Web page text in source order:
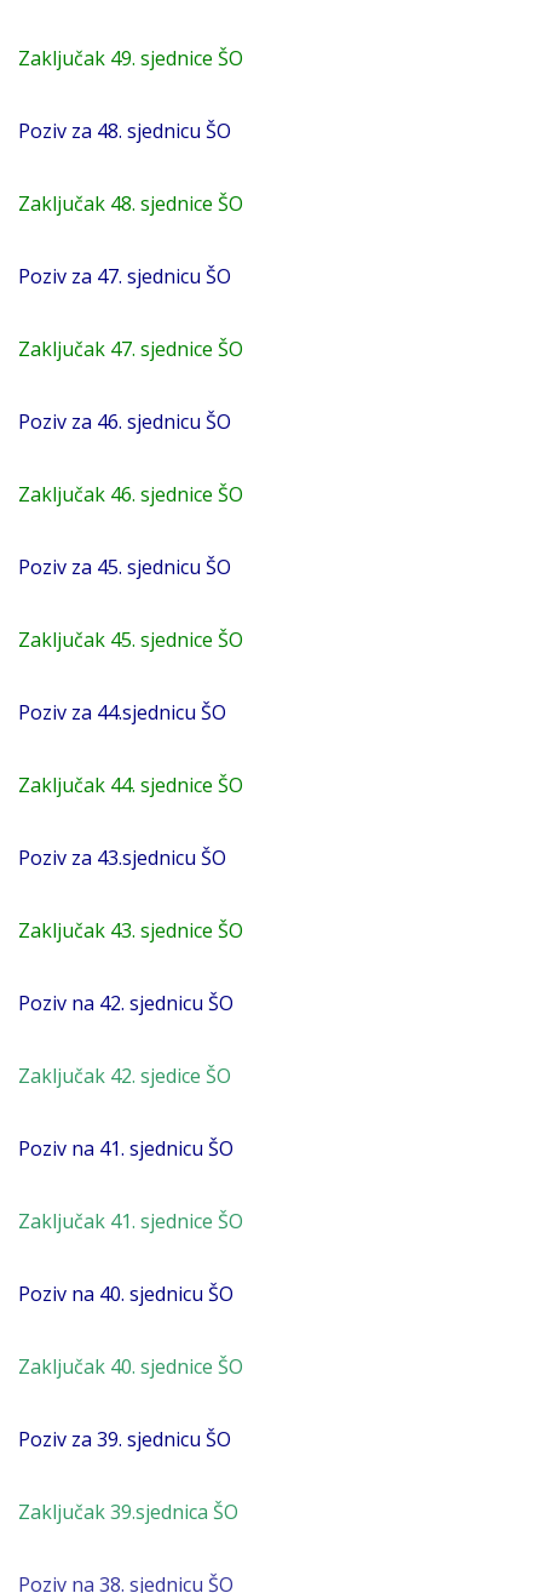
Zaključak 49. sjednice ŠO
Poziv za 48. sjednicu ŠO
Zaključak 48. sjednice ŠO
Poziv za 47. sjednicu ŠO
Zaključak 47. sjednice ŠO
Poziv za 46. sjednicu ŠO
Zaključak 46. sjednice ŠO
Poziv za 45. sjednicu ŠO
Zaključak 45. sjednice ŠO
Poziv za 44.sjednicu ŠO
Zaključak 44. sjednice ŠO
Poziv za 43.sjednicu ŠO
Zaključak 43. sjednice ŠO
Poziv na 42. sjednicu ŠO
Zaključak 42. sjedice ŠO
Poziv na 41. sjednicu ŠO
Zaključak 41. sjednice ŠO
Poziv na 40. sjednicu ŠO
Zaključak 40. sjednice ŠO
Poziv za 39. sjednicu ŠO
Zaključak 39.sjednica ŠO
Poziv na 38. sjednicu ŠO